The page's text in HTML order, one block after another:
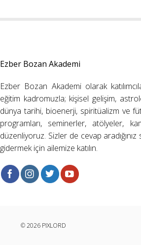
Ezber Bozan Akademi
Ezber Bozan Akademi olarak
eğitim kadromuzla; kişisel gelişim,
dünya tarihi, bioenerji, spiritüalizm ve
programları, seminerler, atölyeler,
düzenliyoruz. Sizler de cevap
gidermek için ailemize katılın.
© 2026 PIXLORD